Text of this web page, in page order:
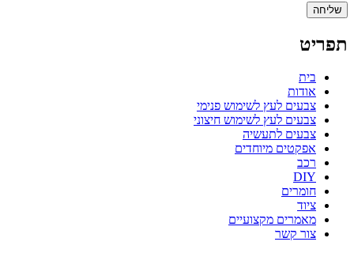
שליחה
תפריט
בית
אודות
צבעים לעץ לשימוש פנימי
צבעים לעץ לשימוש חיצוני
צבעים לתעשיה
אפקטים מיוחדים
רכב
DIY
חומרים
ציוד
מאמרים מקצועיים
צור קשר